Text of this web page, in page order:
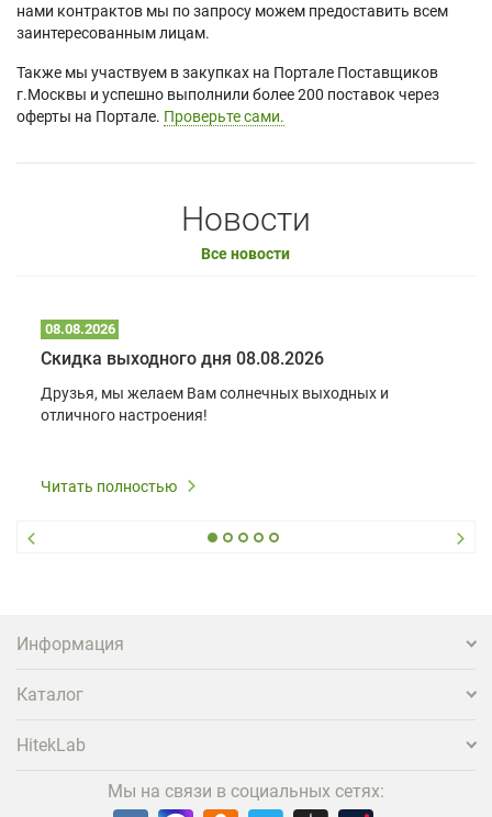
нами контрактов мы по запросу можем предоставить всем
заинтересованным лицам.
Также мы участвуем в закупках на Портале Поставщиков
г.Москвы и успешно выполнили более 200 поставок через
оферты на Портале. Проверьте сами.
Новости
Все новости
08.08.2026
Скидка выходного дня 08.08.2026
Друзья, мы желаем Вам солнечных выходных и
отличного настроения!
Читать полностью
Информация
Каталог
HitekLab
Мы на связи в социальных сетях: